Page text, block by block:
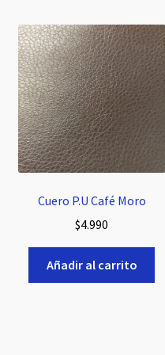
Cuero P.U Café Moro
$4.990
Añadir al carrito